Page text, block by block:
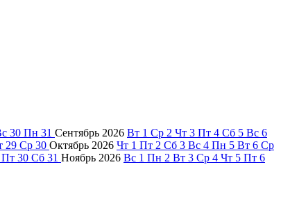
30 Пн 31 Сентябрь 2026 Вт 1 Ср 2 Чт 3 Пт 4 Сб 5 Вс 6
29 Ср 30 Октябрь 2026 Чт 1 Пт 2 Сб 3 Вс 4 Пн 5 Вт 6 Ср
Пт 30 Сб 31 Ноябрь 2026 Вс 1 Пн 2 Вт 3 Ср 4 Чт 5 Пт 6